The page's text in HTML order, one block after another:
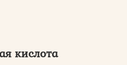
кислота